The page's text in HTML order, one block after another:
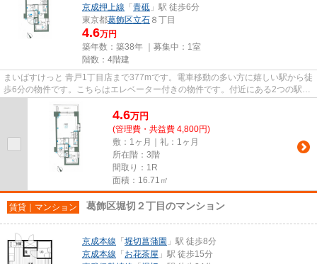
京成押上線 「 青砥 」駅 徒歩6分
東京都葛飾区立石 ８丁目
4.6万円
築年数：築38年 ｜募集中： 1室
階数：4階建
まいばすけっと 青戸1丁目店まで377mです。電車移動の多い方に嬉しい駅から徒
歩6分の物件です。こちらはエレベーター付きの物件です。付近にある2つの駅
4.6万円
(管理費・共益費 4,800円)
敷：1ヶ月｜礼：1ヶ月
所在階：3階
間取り：1R
面積：16.71㎡
賃貸｜マンション 葛飾区堀切２丁目のマンション
京成本線 「 堀切菖蒲園 」駅 徒歩8分
京成本線 「 お花茶屋 」駅 徒歩15分